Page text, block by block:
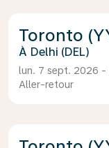
Toronto
Delhi (DEL)
lun. 7 sept. 2026 -
Aller-retour